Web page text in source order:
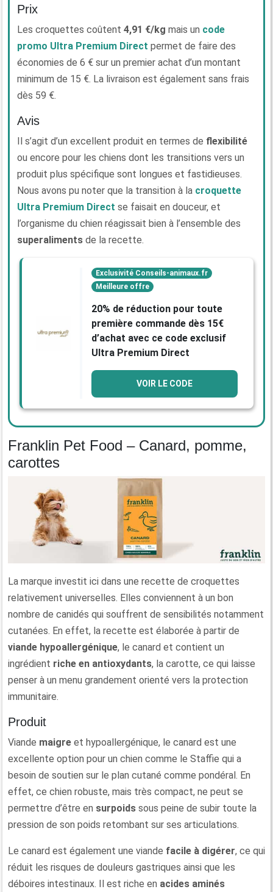
Prix
Les croquettes coûtent 4,91 €/kg mais un code
promo Ultra Premium Direct permet de faire des
économies de 6 € sur un premier achat d’un montant
minimum de 15 €. La livraison est également sans frais
dès 59 €.
Avis
Il s’agit d’un excellent produit en termes de flexibilité
ou encore pour les chiens dont les transitions vers un
produit plus spécifique sont longues et fastidieuses.
Nous avons pu noter que la transition à la croquette
Ultra Premium Direct se faisait en douceur, et
l’organisme du chien réagissait bien à l’ensemble des
superaliments de la recette.
Exclusivité Conseils-animaux.fr
Meilleure offre
20% de réduction pour toute
première commande dès 15€
d’achat avec ce code exclusif
Ultra Premium Direct
VOIR LE CODE
Franklin Pet Food – Canard, pomme,
carottes
La marque investit ici dans une recette de croquettes
relativement universelles. Elles conviennent à un bon
nombre de canidés qui souffrent de sensibilités notamment
cutanées. En effet, la recette est élaborée à partir de
viande hypoallergénique, le canard et contient un
ingrédient riche en antioxydants, la carotte, ce qui laisse
penser à un menu grandement orienté vers la protection
immunitaire.
Produit
Viande maigre et hypoallergénique, le canard est une
excellente option pour un chien comme le Staffie qui a
besoin de soutien sur le plan cutané comme pondéral. En
effet, ce chien robuste, mais très compact, ne peut se
permettre d’être en surpoids sous peine de subir toute la
pression de son poids retombant sur ses articulations.
Le canard est également une viande facile à digérer, ce qui
réduit les risques de douleurs gastriques ainsi que les
déboires intestinaux. Il est riche en acides aminés